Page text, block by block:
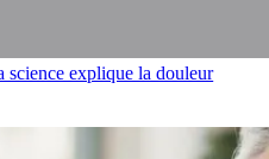
science explique la douleur